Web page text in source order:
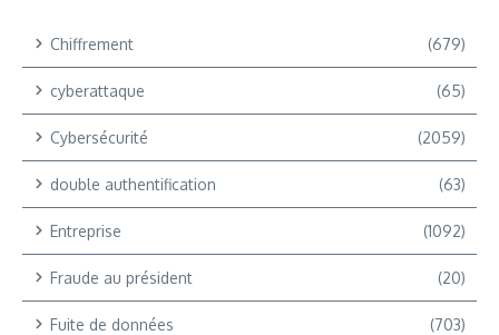
Chiffrement (679)
cyberattaque (65)
Cybersécurité (2059)
double authentification (63)
Entreprise (1092)
Fraude au président (20)
Fuite de données (703)